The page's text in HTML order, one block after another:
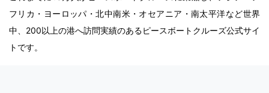
フリカ・ヨーロッパ・北中南米・オセアニア・南太平洋など世界
中、200以上の港へ訪問実績のあるピースボートクルーズ公式サイ
トです。